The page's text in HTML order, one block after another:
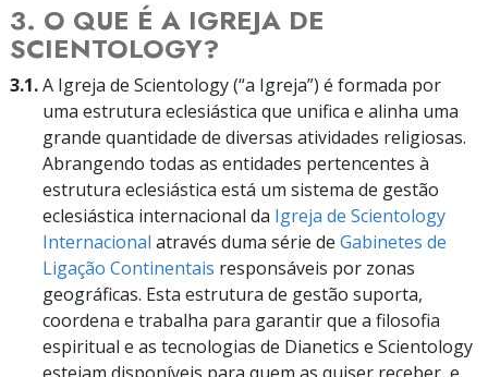
3. O QUE É A IGREJA DE
SCIENTOLOGY?
3.1.A Igreja de Scientology (“a Igreja”) é formada por
uma estrutura eclesiástica que unifica e alinha uma
grande quantidade de diversas atividades religiosas.
Abrangendo todas as entidades pertencentes à
estrutura eclesiástica está um sistema de gestão
eclesiástica internacional da Igreja de Scientology
Internacional através duma série de Gabinetes de
Ligação Continentais responsáveis por zonas
geográficas. Esta estrutura de gestão suporta,
coordena e trabalha para garantir que a filosofia
espiritual e as tecnologias de Dianetics e Scientology